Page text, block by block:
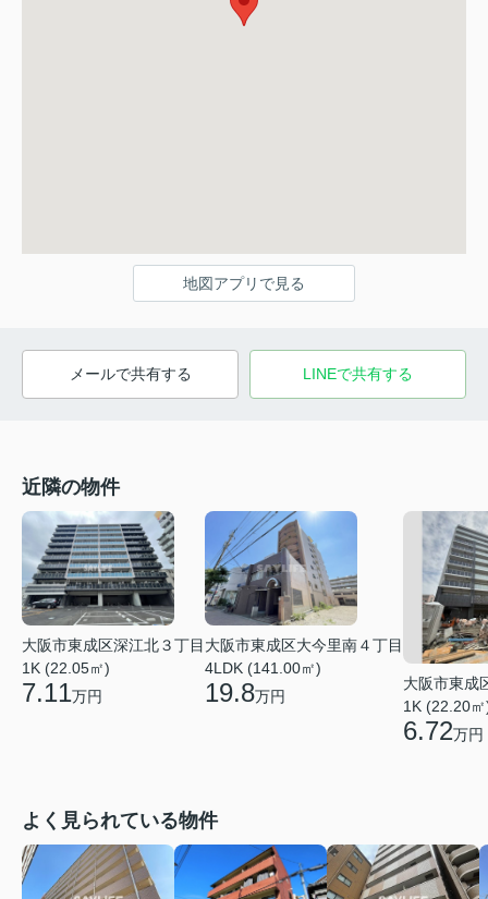
地図アプリで見る
メールで共有する LINEで共有する
近隣の物件
大阪市東成区深江北３丁目
1K (22.05㎡)
7.11万円
大阪市東成区大今里南４丁目
4LDK (141.00㎡)
19.8万円
大阪市東成
1K (22.20
6.72万円
よく見られている物件